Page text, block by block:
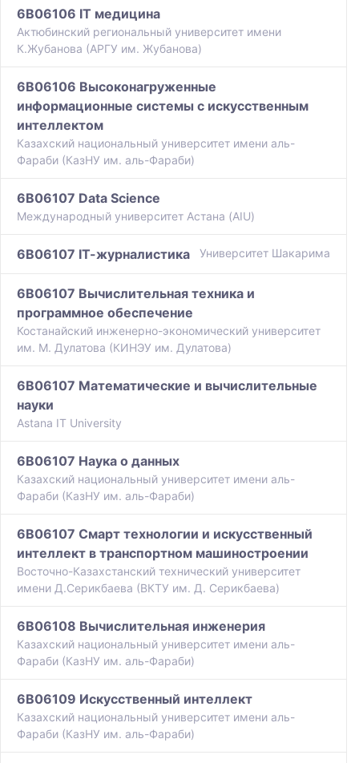
6B06106 IT медицина
Актюбинский региональный университет имени
К.Жубанова (АРГУ им. Жубанова)
6B06106 Высоконагруженные
информационные системы с искусственным
интеллектом
Казахский национальный университет имени аль-
Фараби (КазНУ им. аль-Фараби)
6B06107 Data Science
Международный университет Астана (AIU)
6B06107 ІТ-журналистика Университет Шакарима
6B06107 Вычислительная техника и
программное обеспечение
Костанайский инженерно-экономический университет
им. М. Дулатова (КИНЭУ им. Дулатова)
6B06107 Математические и вычислительные
науки
Astana IT University
6B06107 Наука о данных
Казахский национальный университет имени аль-
Фараби (КазНУ им. аль-Фараби)
6B06107 Смарт технологии и искусственный
интеллект в транспортном машиностроении
Восточно-Казахстанский технический университет
имени Д.Серикбаева (ВКТУ им. Д. Серикбаева)
6B06108 Вычислительная инженерия
Казахский национальный университет имени аль-
Фараби (КазНУ им. аль-Фараби)
6B06109 Искусственный интеллект
Казахский национальный университет имени аль-
Фараби (КазНУ им. аль-Фараби)